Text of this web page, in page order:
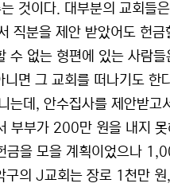
것이다. 대부분의 교회들
직분을 제안 받았어도 헌금
수 없는 형편에 있는 사람들
면 그 교회를 떠나기도 한
는데, 안수집사를 제안받고
부부가 200만 원을 내지 못
을 모을 계획이었으나
의 J교회는 장로 1천만 원